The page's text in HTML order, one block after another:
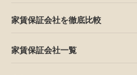
家賃保証会社を徹底比較
家賃保証会社一覧